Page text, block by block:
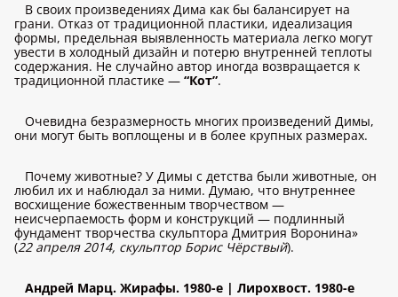
В своих произведениях Дима как бы балансирует на
грани. Отказ от традиционной пластики, идеализация
формы, предельная выявленность материала легко могут
увести в холодный дизайн и потерю внутренней теплоты
содержания. Не случайно автор иногда возвращается к
традиционной пластике — “Кот”.
Очевидна безразмерность многих произведений Димы,
они могут быть воплощены и в более крупных размерах.
Почему животные? У Димы с детства были животные, он
любил их и наблюдал за ними. Думаю, что внутреннее
восхищение божественным творчеством —
неисчерпаемость форм и конструкций — подлинный
фундамент творчества скульптора Дмитрия Воронина»
(22 апреля 2014, скульптор Борис Чёрствый).
Андрей Марц. Жирафы. 1980-е | Лирохвост. 1980-е